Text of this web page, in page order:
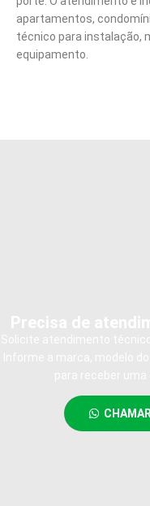
apartamentos,
técnico para instalação,
equipamento.